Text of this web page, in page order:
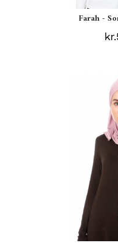
Farah -